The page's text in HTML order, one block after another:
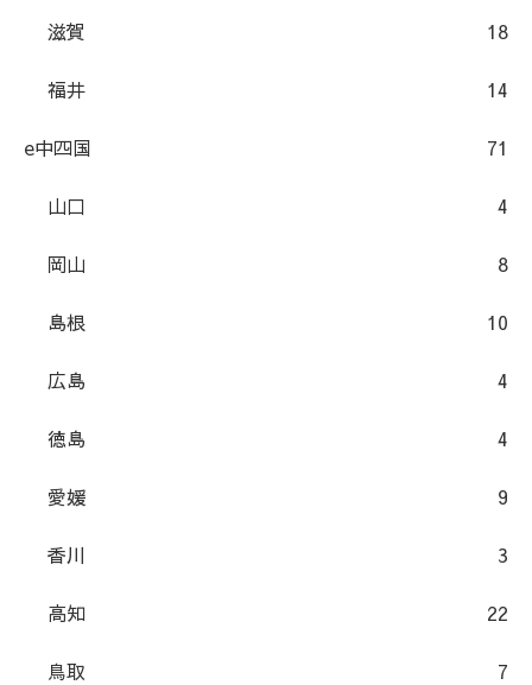
滋賀 18
福井 14
e中四国 71
山口 4
岡山 8
島根 10
広島 4
徳島 4
愛媛 9
香川 3
高知 22
鳥取 7